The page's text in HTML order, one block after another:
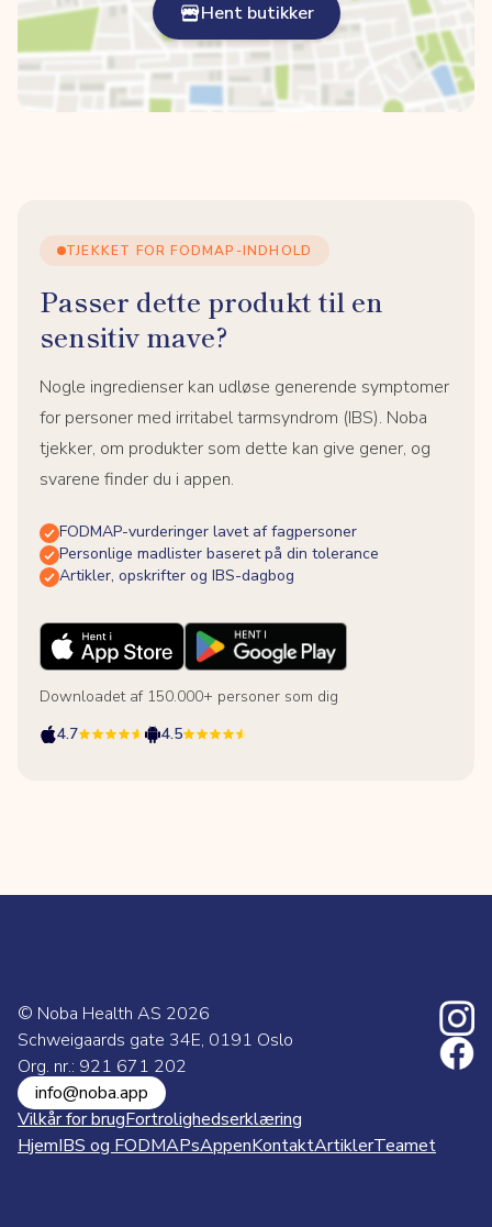
Hent butikker
TJEKKET FOR FODMAP-INDHOLD
Passer dette produkt til en
sensitiv mave?
Nogle ingredienser kan udløse generende symptomer
for personer med irritabel tarmsyndrom (IBS). Noba
tjekker, om produkter som dette kan give gener, og
svarene finder du i appen.
FODMAP-vurderinger lavet af fagpersoner
Personlige madlister baseret på din tolerance
Artikler, opskrifter og IBS-dagbog
Downloadet af 150.000+ personer som dig
4.7
4.5
© Noba Health AS 2026
Schweigaards gate 34E, 0191 Oslo
Org. nr.: 921 671 202
info@noba.app
Vilkår for brugFortrolighedserklæring
HjemIBS og FODMAPsAppenKontaktArtiklerTeamet